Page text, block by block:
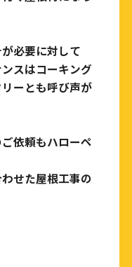
必要に対して
スはコーキング
ーとも呼び声が
依頼もハローペ
せた屋根工事の